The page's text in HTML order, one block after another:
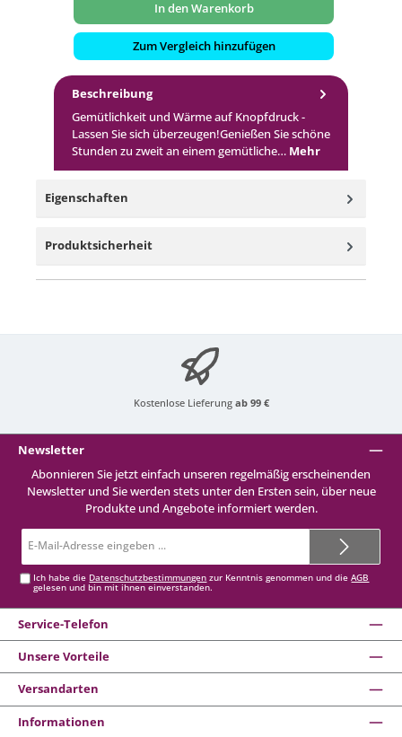
In den Warenkorb
Zum Vergleich hinzufügen
Beschreibung
Gemütlichkeit und Wärme auf Knopfdruck -
Lassen Sie sich überzeugen!Genießen Sie schöne
Stunden zu zweit an einem gemütliche… Mehr
Eigenschaften
Produktsicherheit
Kostenlose Lieferung ab 99 €
Newsletter
Abonnieren Sie jetzt einfach unseren regelmäßig erscheinenden
Newsletter und Sie werden stets unter den Ersten sein, über neue
Produkte und Angebote informiert werden.
Mail-
Ich habe die Datenschutzbestimmungen zur Kenntnis genommen und dieAGB
gelesen und bin mit ihnen einverstanden.
Service-Telefon
Unsere Vorteile
Versandarten
Informationen